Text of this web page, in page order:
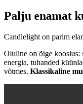
Palju enamat
Candlelight on parim
Oluline on õige kooslus:
energia, tuhanded
võtmes. Klassikaline